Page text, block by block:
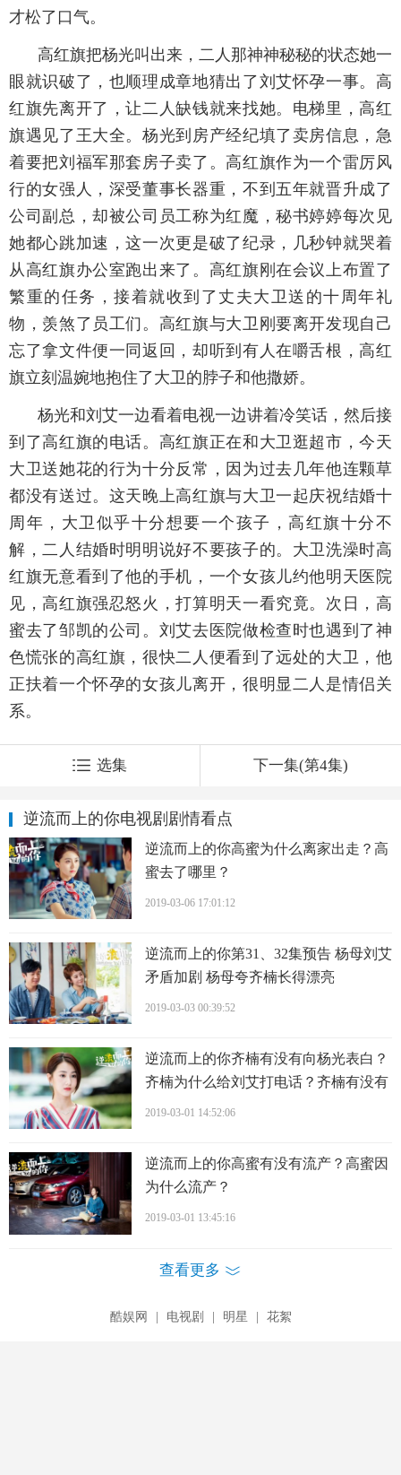
才松了口气。
高红旗把杨光叫出来，二人那神神秘秘的状态她一
眼就识破了，也顺理成章地猜出了刘艾怀孕一事。高
红旗先离开了，让二人缺钱就来找她。电梯里，高红
旗遇见了王大全。杨光到房产经纪填了卖房信息，急
着要把刘福军那套房子卖了。高红旗作为一个雷厉风
行的女强人，深受董事长器重，不到五年就晋升成了
公司副总，却被公司员工称为红魔，秘书婷婷每次见
她都心跳加速，这一次更是破了纪录，几秒钟就哭着
从高红旗办公室跑出来了。高红旗刚在会议上布置了
繁重的任务，接着就收到了丈夫大卫送的十周年礼
物，羡煞了员工们。高红旗与大卫刚要离开发现自己
忘了拿文件便一同返回，却听到有人在嚼舌根，高红
旗立刻温婉地抱住了大卫的脖子和他撒娇。
杨光和刘艾一边看着电视一边讲着冷笑话，然后接
到了高红旗的电话。高红旗正在和大卫逛超市，今天
大卫送她花的行为十分反常，因为过去几年他连颗草
都没有送过。这天晚上高红旗与大卫一起庆祝结婚十
周年，大卫似乎十分想要一个孩子，高红旗十分不
解，二人结婚时明明说好不要孩子的。大卫洗澡时高
红旗无意看到了他的手机，一个女孩儿约他明天医院
见，高红旗强忍怒火，打算明天一看究竟。次日，高
蜜去了邹凯的公司。刘艾去医院做检查时也遇到了神
色慌张的高红旗，很快二人便看到了远处的大卫，他
正扶着一个怀孕的女孩儿离开，很明显二人是情侣关
系。
选集 下一集(第4集)
逆流而上的你电视剧剧情看点
逆流而上的你高蜜为什么离家出走？高
蜜去了哪里？
2019-03-06 17:01:12
逆流而上的你第31、32集预告 杨母刘艾
矛盾加剧 杨母夸齐楠长得漂亮
2019-03-03 00:39:52
逆流而上的你齐楠有没有向杨光表白？
齐楠为什么给刘艾打电话？齐楠有没有
黑化？
2019-03-01 14:52:06
逆流而上的你高蜜有没有流产？高蜜因
为什么流产？
2019-03-01 13:45:16
查看更多
酷娱网 电视剧 明星 花絮